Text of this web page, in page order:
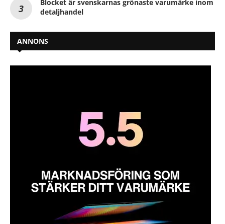
Blocket är svenskarnas grönaste varumärke inom
detaljhandel
ANNONS